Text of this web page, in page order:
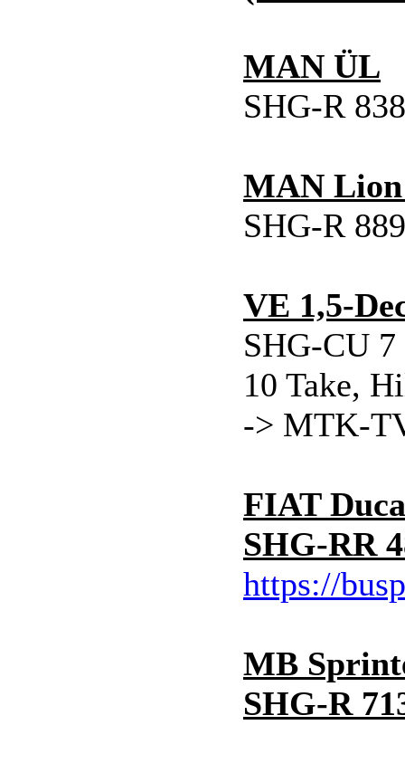
MAN ÜL
SHG-R
MAN
SHG-R
VE 1,5-
SHG-CU 7
10 Take,
-> MTK-
FIAT
SHG-RR
https://
MB
SHG-R